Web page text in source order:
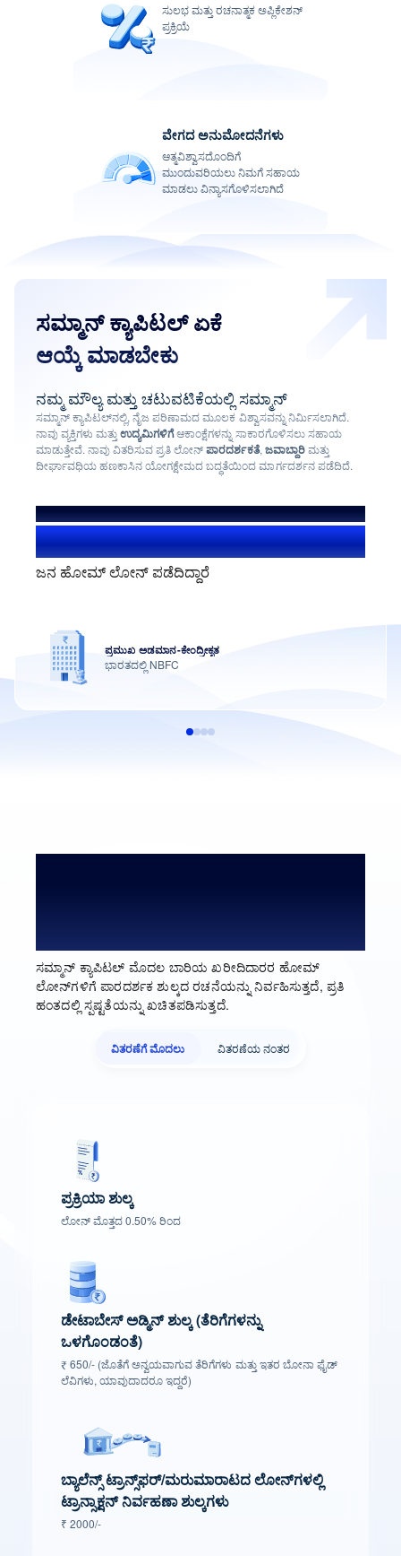
ಸುಲಭ ಮತ್ತು ರಚನಾತ್ಮಕ ಅಪ್ಲಿಕೇಶನ್
ಪ್ರಕ್ರಿಯೆ
ವೇಗದ ಅನುಮೋದನೆಗಳು
ಆತ್ಮವಿಶ್ವಾಸದೊಂದಿಗೆ
ಮುಂದುವರಿಯಲು ನಿಮಗೆ ಸಹಾಯ
ಮಾಡಲು ವಿನ್ಯಾಸಗೊಳಿಸಲಾಗಿದೆ
ಸಮ್ಮಾನ್ ಕ್ಯಾಪಿಟಲ್ ಏಕೆ
ಆಯ್ಕೆ ಮಾಡಬೇಕು
ನಮ್ಮ ಮೌಲ್ಯ ಮತ್ತು ಚಟುವಟಿಕೆಯಲ್ಲಿ ಸಮ್ಮಾನ್
ಸಮ್ಮಾನ್ ಕ್ಯಾಪಿಟಲ್‌ನಲ್ಲಿ, ನೈಜ ಪರಿಣಾಮದ ಮೂಲಕ ವಿಶ್ವಾಸವನ್ನು ನಿರ್ಮಿಸಲಾಗಿದೆ.
ನಾವು ವ್ಯಕ್ತಿಗಳು ಮತ್ತುಉದ್ಯಮಿಗಳಿಗೆಆಕಾಂಕ್ಷೆಗಳನ್ನು ಸಾಕಾರಗೊಳಿಸಲು ಸಹಾಯ
ಮಾಡುತ್ತೇವೆ. ನಾವು ವಿತರಿಸುವ ಪ್ರತಿ ಲೋನ್ಪಾರದರ್ಶಕತೆ, ಜವಾಬ್ದಾರಿಮತ್ತು
ದೀರ್ಘಾವಧಿಯ ಹಣಕಾಸಿನ ಯೋಗಕ್ಷೇಮದ ಬದ್ಧತೆಯಿಂದ ಮಾರ್ಗದರ್ಶನ ಪಡೆದಿದೆ.
ನಾವು ಸಹಾಯ ಮಾಡಿದ್ದೇವೆ
1.4+ ಮಿಲಿಯನ್ ಬಳಕೆದಾರರು
ಜನ ಹೋಮ್ ಲೋನ್ ಪಡೆದಿದ್ದಾರೆ
ಪ್ರಮುಖ ಅಡಮಾನ-ಕೇಂದ್ರೀಕೃತ
ಭಾರತದಲ್ಲಿ NBFC
ಸಮ್ಮಾನ್ ಕ್ಯಾಪಿಟಲ್ ಮೊದಲ ಬಾರಿಯ ಖರೀದಿದಾರರ ಹೋಮ್
ಲೋನ್‌ಗಳಿಗೆ ಪಾರದರ್ಶಕ ಶುಲ್ಕದ ರಚನೆಯನ್ನು ನಿರ್ವಹಿಸುತ್ತದೆ, ಪ್ರತಿ
ಹಂತದಲ್ಲಿ ಸ್ಪಷ್ಟತೆಯನ್ನು ಖಚಿತಪಡಿಸುತ್ತದೆ.
ವಿತರಣೆಗೆ ಮೊದಲು ವಿತರಣೆಯ ನಂತರ
ಪ್ರಕ್ರಿಯಾ ಶುಲ್ಕ
ಲೋನ್ ಮೊತ್ತದ 0.50% ರಿಂದ
ಡೇಟಾಬೇಸ್ ಅಡ್ಮಿನ್ ಶುಲ್ಕ (ತೆರಿಗೆಗಳನ್ನು
ಒಳಗೊಂಡಂತೆ)
₹ 650/- (ಜೊತೆಗೆ ಅನ್ವಯವಾಗುವ ತೆರಿಗೆಗಳು ಮತ್ತು ಇತರ ಬೋನಾ ಫೈಡ್
ಲೆವಿಗಳು, ಯಾವುದಾದರೂ ಇದ್ದರೆ)
ಬ್ಯಾಲೆನ್ಸ್ ಟ್ರಾನ್ಸ್‌ಫರ್/ಮರುಮಾರಾಟದ ಲೋನ್‌ಗಳಲ್ಲಿ
ಟ್ರಾನ್ಸಾಕ್ಷನ್ ನಿರ್ವಹಣಾ ಶುಲ್ಕಗಳು
₹ 2000/-